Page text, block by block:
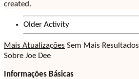
created.
Older Activity
Mais Atualizações Sem Mais Resultados
Sobre Joe Dee
Informações Básicas